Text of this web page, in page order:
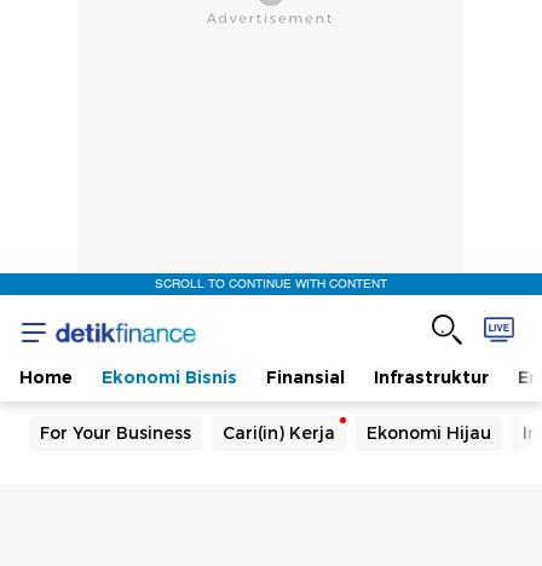
SCROLL TO CONTINUE WITH CONTENT
Home Ekonomi Bisnis Finansial Infrastruktur
For Your Business Cari(in) Kerja Ekonomi Hijau